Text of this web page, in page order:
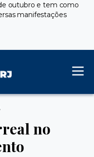
outubro e tem como
manifestações
no